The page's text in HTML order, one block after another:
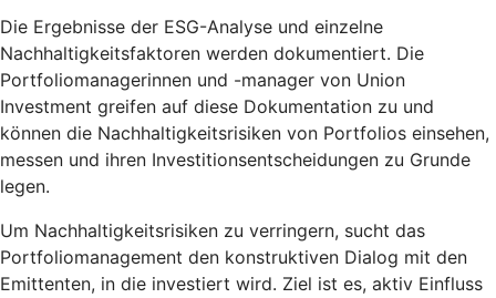
Die Ergebnisse der ESG-Analyse und einzelne
Nachhaltigkeitsfaktoren werden dokumentiert. Die
Portfoliomanagerinnen und -manager von Union
Investment greifen auf diese Dokumentation zu und
können die Nachhaltigkeitsrisiken von Portfolios einsehen,
messen und ihren Investitionsentscheidungen zu Grunde
legen.
Um Nachhaltigkeitsrisiken zu verringern, sucht das
Portfoliomanagement den konstruktiven Dialog mit den
Emittenten, in die investiert wird. Ziel ist es, aktiv Einfluss